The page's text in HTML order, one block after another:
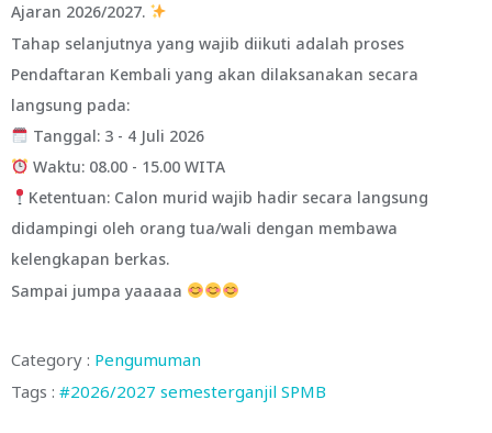
Ajaran 2026/2027.
Tahap selanjutnya yang wajib diikuti adalah proses
Pendaftaran Kembali yang akan dilaksanakan secara
langsung pada:
Tanggal: 3 - 4 Juli 2026
Waktu: 08.00 - 15.00 WITA
Ketentuan: Calon murid wajib hadir secara langsung
didampingi oleh orang tua/wali dengan membawa
kelengkapan berkas.
Sampai jumpa yaaaaa
Category : Pengumuman
Tags : #2026/2027 semesterganjil SPMB